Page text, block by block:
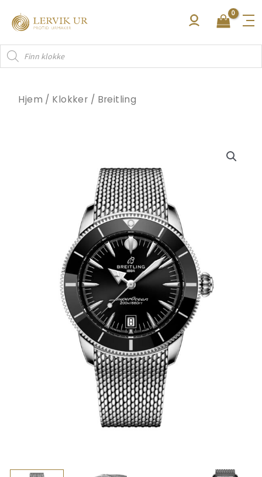
rett
innholdet
Products
search
Hjem / Klokker / Breitling